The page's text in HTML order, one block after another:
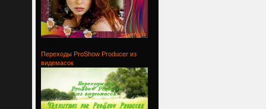
Переходы ProShow Producer из
видемасок